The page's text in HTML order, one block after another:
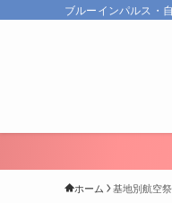
ブルーインパルス・
ホーム 基地別航空